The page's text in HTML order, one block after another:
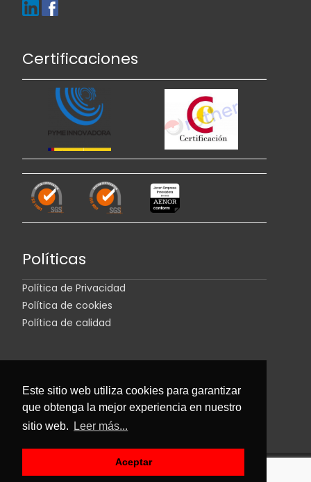
Este sitio web utiliza cookies para garantizar
que obtenga la mejor experiencia en nuestro
sitio web.
Leer más...
Aceptar
Certificaciones
Políticas
Política de Privacidad
Política de cookies
Política de calidad